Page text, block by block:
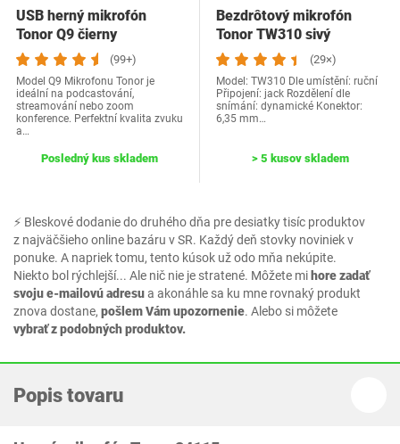
⚡ Bleskové dodanie do druhého dňa pre desiatky tisíc produktov
z najväčšieho online bazáru v SR. Každý deň stovky noviniek v
ponuke. A napriek tomu, tento kúsok už odo mňa nekúpite.
Niekto bol rýchlejší... Ale nič nie je stratené. Môžete mihore zadať
svoju e-mailovú adresua akonáhle sa ku mne rovnaký produkt
znova dostane, pošlem Vám upozornenie. Alebo si môžete
vybrať z podobných produktov.
USB herný mikrofón
Tonor Q9 čierny
(99+)
Model Q9 Mikrofonu Tonor je
ideální na podcastování,
streamování nebo zoom
konference. Perfektní kvalita zvuku
a…
Posledný kus skladem
Bezdrôtový mikrofón
Tonor TW310 sivý
(29×)
Model: TW310 Dle umístění: ruční
Připojení: jack Rozdělení dle
snímání: dynamické Konektor:
6,35 mm…
> 5 kusov skladem
Popis tovaru